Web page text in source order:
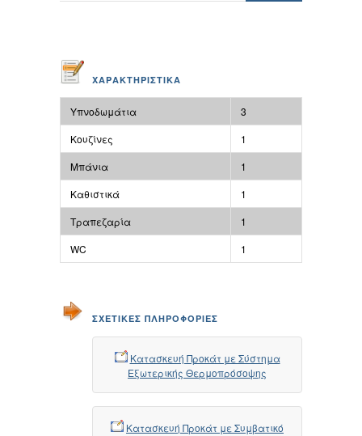
ΧΑΡΑΚΤΗΡΙΣΤΙΚΑ
Υπνοδωμάτια
3
Κουζίνες
1
Μπάνια
1
Καθιστικά
1
Τραπεζαρία
1
WC
1
ΣΧΕΤΙΚΕΣ ΠΛΗΡΟΦΟΡΙΕΣ
Κατασκευή Προκάτ με Σύστημα
Εξωτερικής Θερμοπρόσοψης
Κατασκευή Προκάτ με Συμβατικό